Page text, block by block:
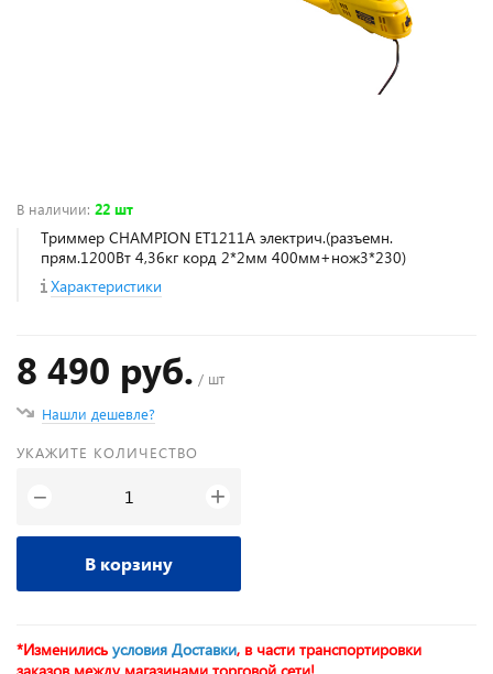
В наличии: 22 шт
Триммер CHAMPION ET1211A электрич.(разъемн.
прям.1200Вт 4,36кг корд 2*2мм 400мм+нож3*230)
Характеристики
8 490 руб. / шт
Нашли дешевле?
УКАЖИТЕ КОЛИЧЕСТВО
− +
В корзину
*Изменились условия Доставки, в части транспортировки